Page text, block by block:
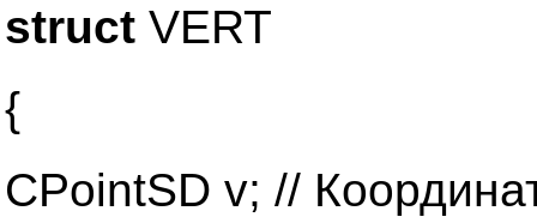
struct VERT
{
CPointSD v; //